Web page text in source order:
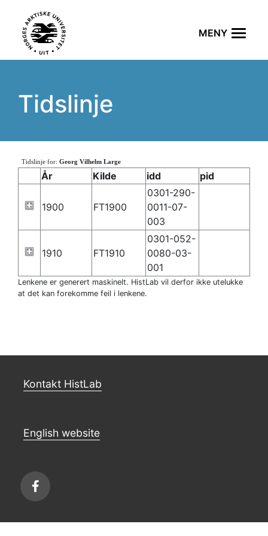
Tidslinje
Tidslinje for: Georg Vilhelm Large
År Kilde idd pid
1900 FT1900
0301-290-
0011-07-
003
1910 FT1910
0301-052-
0080-03-
001
Lenkene er generert maskinelt. HistLab vil derfor ikke utelukke
at det kan forekomme feil i lenkene.
Kontakt HistLab
English website